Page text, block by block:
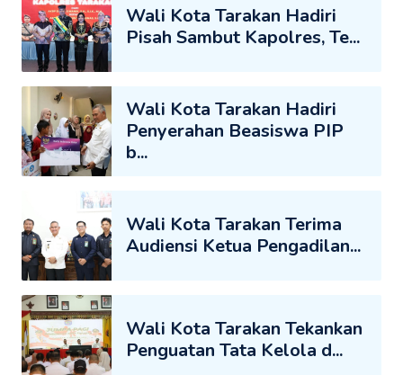
Wali Kota Tarakan Hadiri
Pisah Sambut Kapolres, Te...
Wali Kota Tarakan Hadiri
Penyerahan Beasiswa PIP
b...
Wali Kota Tarakan Terima
Audiensi Ketua Pengadilan...
Wali Kota Tarakan Tekankan
Penguatan Tata Kelola d...